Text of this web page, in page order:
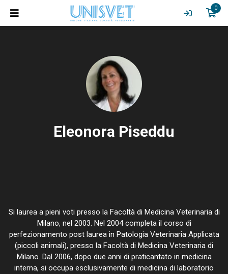
Eleonora Piseddu
Si laurea a pieni voti presso la Facoltà di Medicina Veterinaria di
Milano, nel 2003. Nel 2004 completa il corso di
perfezionamento post laurea in Patologia Veterinaria Applicata
(piccoli animali), presso la Facoltà di Medicina Veterinaria di
Milano. Dal 2006, dopo due anni di praticantato in medicina
interna, si occupa esclusivamente di medicina di laboratorio
0